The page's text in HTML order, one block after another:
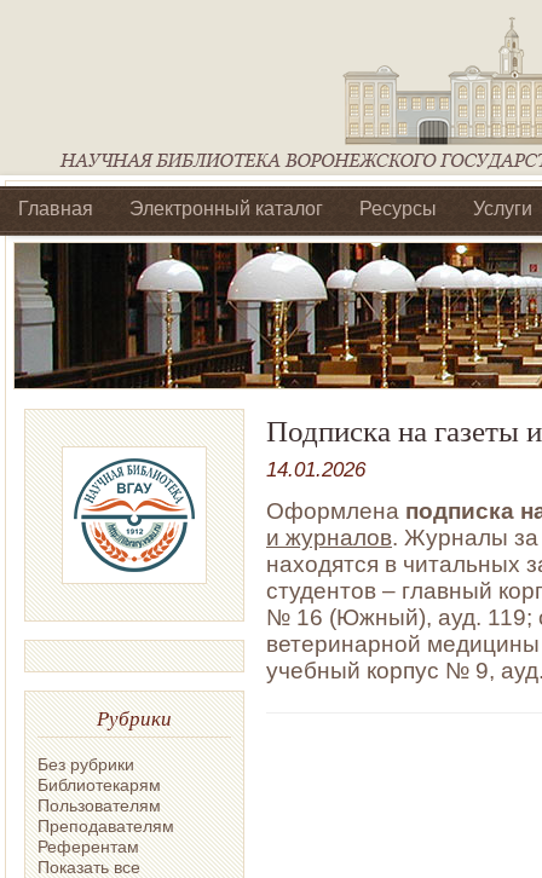
Главная Электронный каталог Ресурсы Услуги
Библиотеки регионального отделения Ассоциации
Рубрики
Без рубрики
Библиотекарям
Пользователям
Преподавателям
Референтам
Показать все
Подписка на газеты
14.01.2026
Оформлена подписка
и журналов. Журналы за
находятся в читальных
студентов – главный
№ 16 (Южный), ауд. 119;
ветеринарной
учебный корпус № 9,